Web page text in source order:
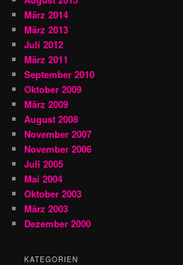
März 2014
März 2013
Juli 2012
März 2011
September 2010
Oktober 2009
März 2009
August 2008
November 2007
November 2006
Juli 2005
Mai 2004
Oktober 2003
März 2003
Dezember 2000
KATEGORIEN